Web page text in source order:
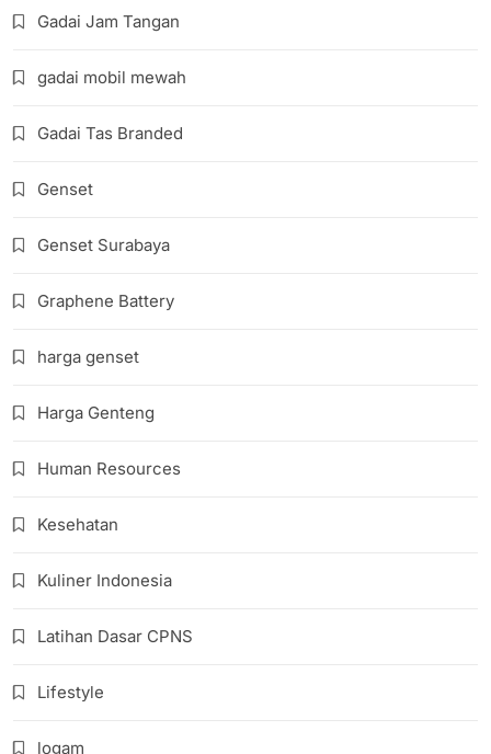
Gadai Jam Tangan
gadai mobil mewah
Gadai Tas Branded
Genset
Genset Surabaya
Graphene Battery
harga genset
Harga Genteng
Human Resources
Kesehatan
Kuliner Indonesia
Latihan Dasar CPNS
Lifestyle
logam